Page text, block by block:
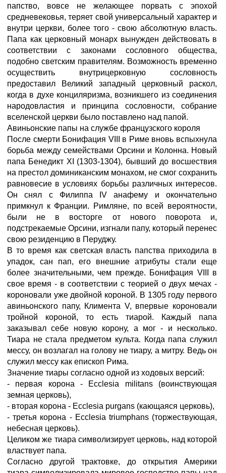
папство, вовсе не желающее порвать с эпохой
средневековья, теряет свой универсальный характер и
внутри церкви, более того - свою абсолютную власть.
Папа как церковный монарх вынужден действовать в
соответствии с законами сословного общества,
подобно светским правителям. Возможность временно
осуществить внутрицерковную сословность
предоставил Великий западный церковный раскол,
когда в духе конциляризма, возникшего из соединения
народовластия и принципа сословности, собрание
вселенской церкви было поставлено над папой.
Авиньонские папы на службе французского короля
После смерти Бонифация VIII в Риме вновь вспыхнула
борьба между семействами Орсини и Колонна. Новый
папа Бенедикт XI (1303-1304), бывший до восшествия
на престол доминиканским монахом, не смог сохранить
равновесие в условиях борьбы различных интересов.
Он снял с Филиппа IV анафему и окончательно
примкнул к Франции. Римляне, по всей вероятности,
были не в восторге от нового поворота и,
подстрекаемые Орсини, изгнали папу, который перенес
свою резиденцию в Перуджу.
В то время как светская власть папства приходила в
упадок, сан пап, его внешние атрибуты стали еще
более значительными, чем прежде. Бонифация VIII в
свое время - в соответствии с теорией о двух мечах -
короновали уже двойной короной. В 1305 году первого
авиньонского папу, Климента V, впервые короновали
тройной короной, то есть тиарой. Каждый папа
заказывал себе новую корону, а мог - и несколько.
Тиара не стала предметом культа. Когда папа служил
мессу, он возлагал на голову не тиару, а митру. Ведь он
служил мессу как епископ Рима.
Значение тиары согласно одной из ходовых версий:
- первая корона - Ecclesia militans (воинствующая
земная церковь),
- вторая корона - Ecclesia purgans (кающаяся церковь),
- третья корона - Ecclesia triumphans (торжествующая,
небесная церковь).
Целиком же тиара символизирует церковь, над которой
властвует папа.
Согласно другой трактовке, до открытия Америки